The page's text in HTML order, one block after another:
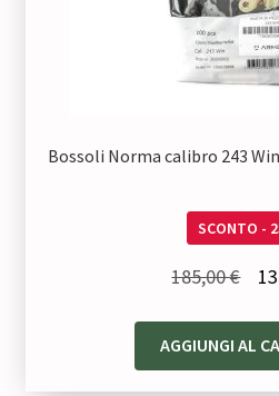
Bossoli Norma calibro 243
SCONTO -
185,00€
era:
AGGIUNGI AL